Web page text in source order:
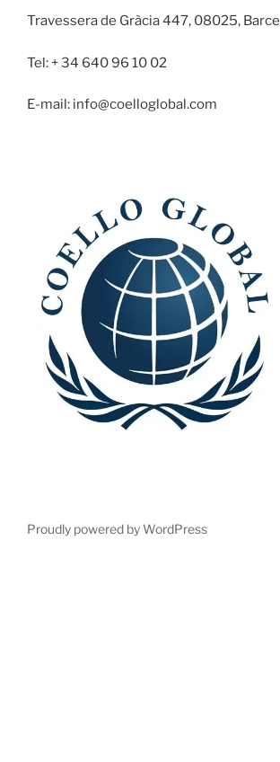
Travessera de Gràcia 447, 08025,
Tel: + 34 640 96 10 02
E-mail: info@coelloglobal.com
Proudly powered by WordPress